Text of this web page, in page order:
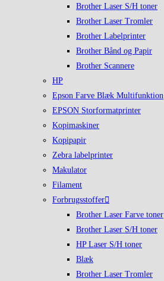
Brother Laser S/H toner
Brother Laser Tromler
Brother Labelprinter
Brother Bånd og Papir
Brother Scannere
HP
Epson Farve Blæk Multifunktion
EPSON Storformatprinter
Kopimaskiner
Kopipapir
Zebra labelprinter
Makulator
Filament
Forbrugsstoffer
Brother Laser Farve toner
Brother Laser S/H toner
HP Laser S/H toner
Blæk
Brother Laser Tromler